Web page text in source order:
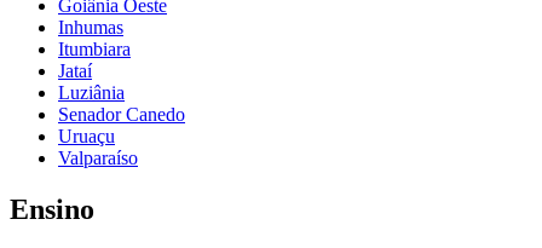
Goiânia Oeste
Inhumas
Itumbiara
Jataí
Luziânia
Senador Canedo
Uruaçu
Valparaíso
Ensino